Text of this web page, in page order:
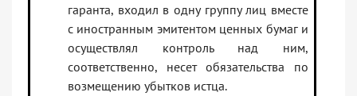
гаранта, входил в одну группу лиц вместе
с иностранным эмитентом ценных бумаг и
осуществлял контроль над ним,
соответственно, несет обязательства по
возмещению убытков истца.